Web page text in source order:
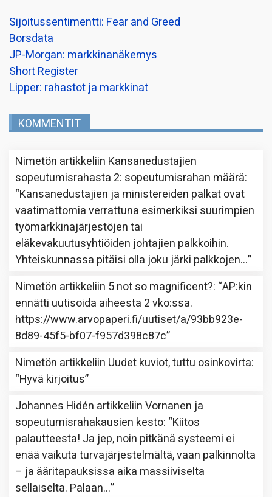
Sijoitussentimentti: Fear and Greed
Borsdata
JP-Morgan: markkinanäkemys
Short Register
Lipper: rahastot ja markkinat
KOMMENTIT
Nimetön artikkeliin Kansanedustajien
sopeutumisrahasta 2: sopeutumisrahan määrä:
“Kansanedustajien ja ministereiden palkat ovat
vaatimattomia verrattuna esimerkiksi suurimpien
työmarkkinajärjestöjen tai
eläkevakuutusyhtiöiden johtajien palkkoihin.
Yhteiskunnassa pitäisi olla joku järki palkkojen…”
Nimetön artikkeliin 5 not so magnificent?: “AP:kin
ennätti uutisoida aiheesta 2 vko:ssa.
https://www.arvopaperi.fi/uutiset/a/93bb923e-
8d89-45f5-bf07-f957d398c87c”
Nimetön artikkeliin Uudet kuviot, tuttu osinkovirta:
“Hyvä kirjoitus”
Johannes Hidén artikkeliinVornanen ja
sopeutumisrahakausien kesto: “Kiitos
palautteesta! Ja jep, noin pitkänä systeemi ei
enää vaikuta turvajärjestelmältä, vaan palkinnolta
– ja ääritapauksissa aika massiiviselta
sellaiselta. Palaan…”